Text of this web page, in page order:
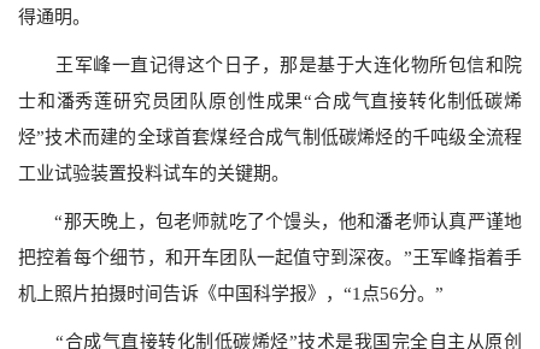
得通明。
王军峰一直记得这个日子，那是基于大连化物所包信和院
士和潘秀莲研究员团队原创性成果“合成气直接转化制低碳烯
烃”技术而建的全球首套煤经合成气制低碳烯烃的千吨级全流程
工业试验装置投料试车的关键期。
“那天晚上，包老师就吃了个馒头，他和潘老师认真严谨地
把控着每个细节，和开车团队一起值守到深夜。”王军峰指着手
机上照片拍摄时间告诉《中国科学报》，“1点56分。”
“合成气直接转化制低碳烯烃”技术是我国完全自主从原创